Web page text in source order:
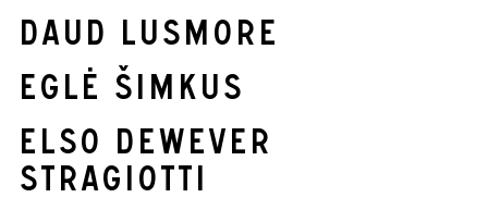
Daud Lusmore
Eglė Šimkus
elso dewever
stragiotti